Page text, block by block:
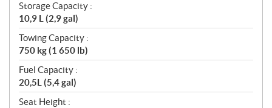
Storage Capacity :
10,9 L (2,9 gal)
Towing Capacity :
750 kg (1 650 lb)
Fuel Capacity :
20,5L (5,4 gal)
Seat Height :